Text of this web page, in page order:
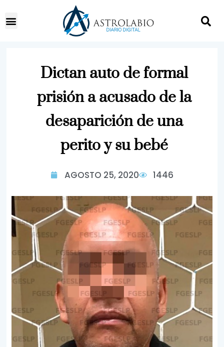
Dictan auto de formal
prisión a acusado de la
desaparición de una
perito y su bebé
AGOSTO 25, 2020 1446